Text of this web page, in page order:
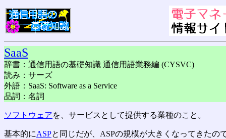
SaaS
辞書：通信用語の基礎知識 通信用語業務編 (CYSVC)
読み：サーズ
外語：SaaS: Software as a Service
品詞：名詞
ソフトウェアを、サービスとして提供する業種のこと。
基本的にASPと同じだが、ASPの規模が大きくなってきた